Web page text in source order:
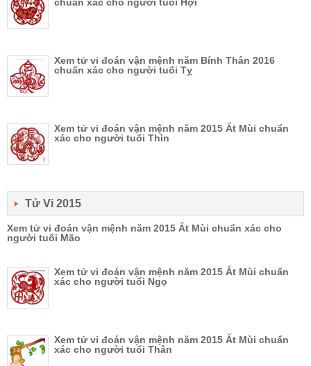
chuẩn xác cho người tuổi Hợi
Xem tử vi đoán vận mệnh năm Bính Thân 2016
chuẩn xác cho người tuổi Tỵ
Xem tử vi đoán vận mệnh năm 2015 Ất Mùi chuẩn
xác cho người tuổi Thìn
Tử Vi 2015
Xem tử vi đoán vận mệnh năm 2015 Ất Mùi chuẩn xác cho
người tuổi Mão
Xem tử vi đoán vận mệnh năm 2015 Ất Mùi chuẩn
xác cho người tuổi Ngọ
Xem tử vi đoán vận mệnh năm 2015 Ất Mùi chuẩn
xác cho người tuổi Thân